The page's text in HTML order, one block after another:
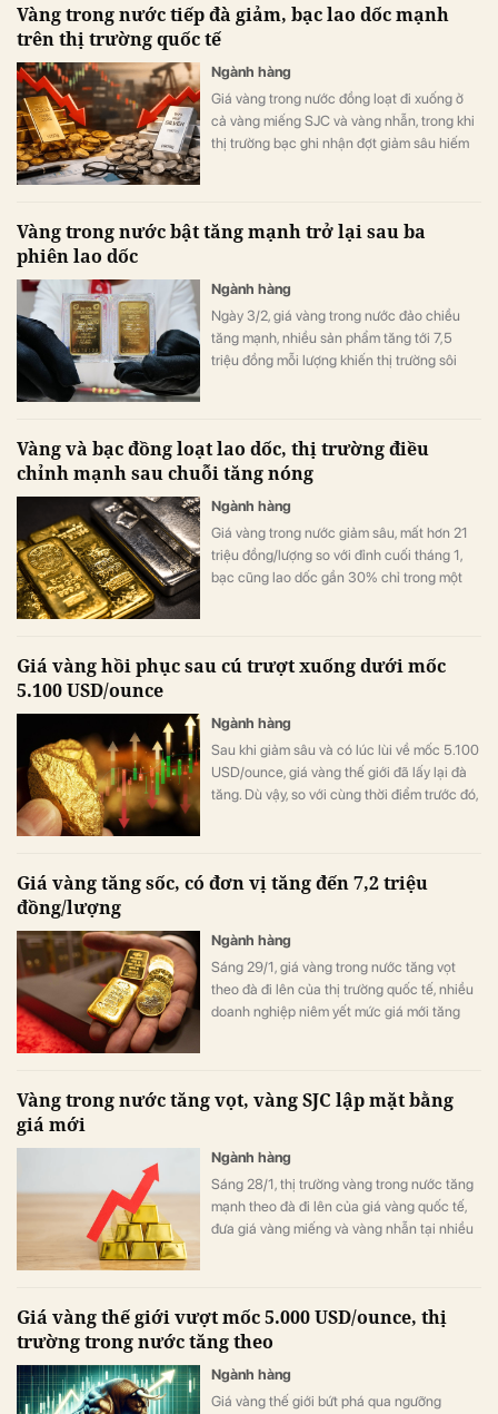
Vàng trong nước tiếp đà giảm, bạc lao dốc mạnh
trên thị trường quốc tế
Ngành hàng
Giá vàng trong nước đồng loạt đi xuống ở
cả vàng miếng SJC và vàng nhẫn, trong khi
thị trường bạc ghi nhận đợt giảm sâu hiếm
Vàng trong nước bật tăng mạnh trở lại sau ba
phiên lao dốc
Ngành hàng
Ngày 3/2, giá vàng trong nước đảo chiều
tăng mạnh, nhiều sản phẩm tăng tới 7,5
triệu đồng mỗi lượng khiến thị trường sôi
Vàng và bạc đồng loạt lao dốc, thị trường điều
chỉnh mạnh sau chuỗi tăng nóng
Ngành hàng
Giá vàng trong nước giảm sâu, mất hơn 21
triệu đồng/lượng so với đỉnh cuối tháng 1,
bạc cũng lao dốc gần 30% chỉ trong một
Giá vàng hồi phục sau cú trượt xuống dưới mốc
5.100 USD/ounce
Ngành hàng
Sau khi giảm sâu và có lúc lùi về mốc 5.100
USD/ounce, giá vàng thế giới đã lấy lại đà
tăng. Dù vậy, so với cùng thời điểm trước đó,
Giá vàng tăng sốc, có đơn vị tăng đến 7,2 triệu
đồng/lượng
Ngành hàng
Sáng 29/1, giá vàng trong nước tăng vọt
theo đà đi lên của thị trường quốc tế, nhiều
doanh nghiệp niêm yết mức giá mới tăng
Vàng trong nước tăng vọt, vàng SJC lập mặt bằng
giá mới
Ngành hàng
Sáng 28/1, thị trường vàng trong nước tăng
mạnh theo đà đi lên của giá vàng quốc tế,
đưa giá vàng miếng và vàng nhẫn tại nhiều
Giá vàng thế giới vượt mốc 5.000 USD/ounce, thị
trường trong nước tăng theo
Ngành hàng
Giá vàng thế giới bứt phá qua ngưỡng